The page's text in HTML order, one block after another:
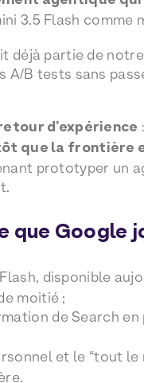
3.5 Flash comme
déjà partie de
A/B tests sans
d’expérience
que la frontière
prototyper un
que Google
disponible
moitié ;
de Search
et le “tout